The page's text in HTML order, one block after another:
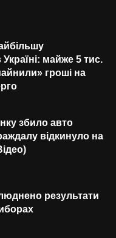
майже 5 тис.
гроші на
збило авто
відкинуло на
результати